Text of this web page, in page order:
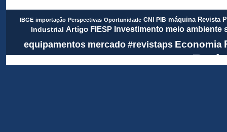
IBGE importação Perspectivas Oportunidade CNI PIB máquina Revista
Industrial Artigo FIESP Investimento meio ambiente
equipamentos mercado #revistaps Economia